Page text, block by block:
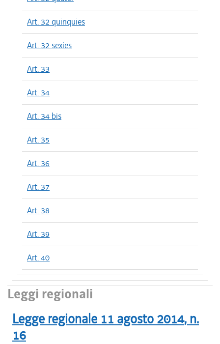
Art. 32 quinquies
Art. 32 sexies
Art. 33
Art. 34
Art. 34 bis
Art. 35
Art. 36
Art. 37
Art. 38
Art. 39
Art. 40
Leggi regionali
Legge regionale 11 agosto 2014, n.
16